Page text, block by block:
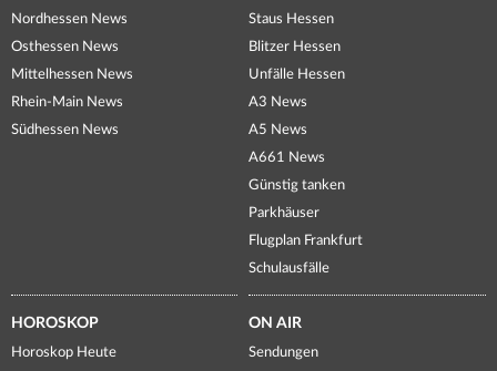
Nordhessen News
Osthessen News
Mittelhessen News
Rhein-Main News
Südhessen News
Staus Hessen
Blitzer Hessen
Unfälle Hessen
A3 News
A5 News
A661 News
Günstig tanken
Parkhäuser
Flugplan Frankfurt
Schulausfälle
HOROSKOP
Horoskop Heute
ON AIR
Sendungen